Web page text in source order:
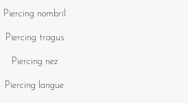
Piercing nombril
Piercing tragus
Piercing nez
Piercing langue